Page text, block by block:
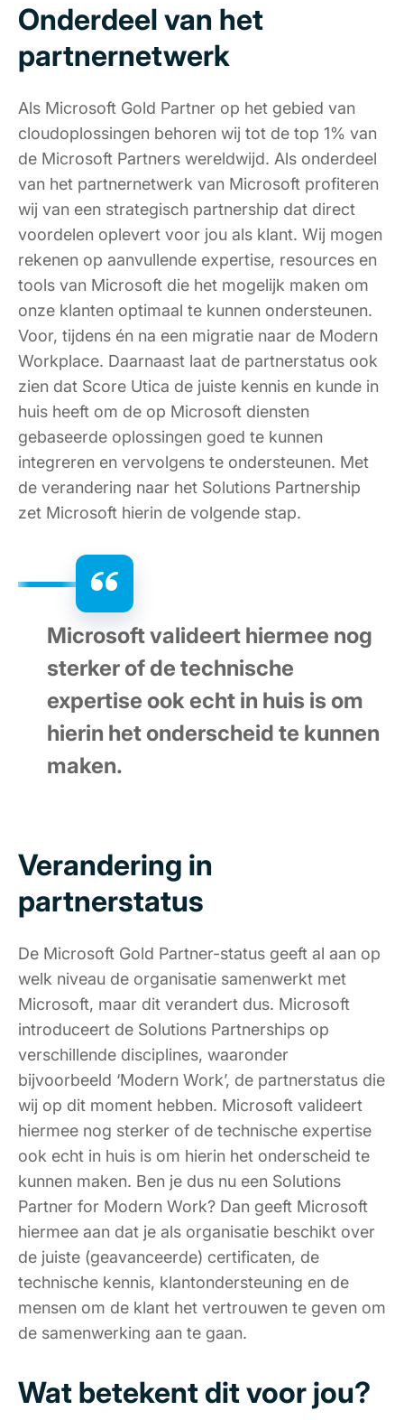
Onderdeel van het
partnernetwerk
Als Microsoft Gold Partner op het gebied van
cloudoplossingen behoren wij tot de top 1% van
de Microsoft Partners wereldwijd. Als onderdeel
van het partnernetwerk van Microsoft profiteren
wij van een strategisch partnership dat direct
voordelen oplevert voor jou als klant. Wij mogen
rekenen op aanvullende expertise, resources en
tools van Microsoft die het mogelijk maken om
onze klanten optimaal te kunnen ondersteunen.
Voor, tijdens én na een migratie naar de Modern
Workplace. Daarnaast laat de partnerstatus ook
zien dat Score Utica de juiste kennis en kunde in
huis heeft om de op Microsoft diensten
gebaseerde oplossingen goed te kunnen
integreren en vervolgens te ondersteunen. Met
de verandering naar het Solutions Partnership
zet Microsoft hierin de volgende stap.
Microsoft valideert hiermee nog
sterker of de technische
expertise ook echt in huis is om
hierin het onderscheid te kunnen
maken.
Verandering in
partnerstatus
De Microsoft Gold Partner-status geeft al aan op
welk niveau de organisatie samenwerkt met
Microsoft, maar dit verandert dus. Microsoft
introduceert de Solutions Partnerships op
verschillende disciplines, waaronder
bijvoorbeeld ‘Modern Work’, de partnerstatus die
wij op dit moment hebben. Microsoft valideert
hiermee nog sterker of de technische expertise
ook echt in huis is om hierin het onderscheid te
kunnen maken. Ben je dus nu een Solutions
Partner for Modern Work? Dan geeft Microsoft
hiermee aan dat je als organisatie beschikt over
de juiste (geavanceerde) certificaten, de
technische kennis, klantondersteuning en de
mensen om de klant het vertrouwen te geven om
de samenwerking aan te gaan.
Wat betekent dit voor jou?